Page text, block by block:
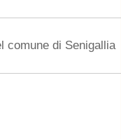
comune di Senigallia